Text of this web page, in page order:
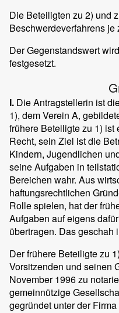
Die Beteiligten zu 2) und
Beschwerdeverfahrens je
Der Gegenstandswert
festgesetzt.
I. Die Antragstellerin ist
1), dem Verein A,
frühere Beteiligte zu 1)
Recht, sein Ziel ist die
Kindern, Jugendlichen
seine Aufgaben in
Bereichen wahr. Aus
haftungsrechtlichen
Rolle spielen, hat der
Aufgaben auf eigens
übertragen. Das geschah
Der frühere Beteiligte zu
Vorsitzenden und seinen
November 1996 zu
gemeinnützige
gegründet unter der